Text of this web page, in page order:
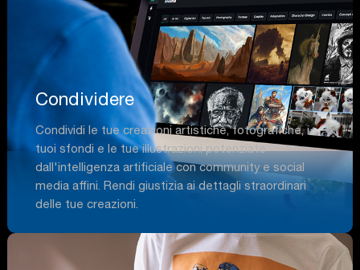
Condividere
Condividi le tue creazioni artistiche, fotografiche, i
tuoi sfondi e le tue illustrazioni potenziate
dall'intelligenza artificiale con community e social
media affini. Rendi giustizia ai dettagli straordinari
delle tue creazioni.